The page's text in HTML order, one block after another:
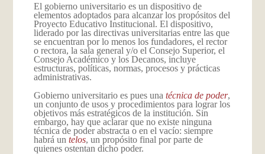
El gobierno universitario es un dispositivo de
elementos adoptados para alcanzar los propósitos del
Proyecto Educativo Institucional. El dispositivo,
liderado por las directivas universitarias entre las que
se encuentran por lo menos los fundadores, el rector
o rectora, la sala general y/o el Consejo Superior, el
Consejo Académico y los Decanos, incluye
estructuras, políticas, normas, procesos y prácticas
administrativas.
Gobierno universitario es pues una técnica de poder,
un conjunto de usos y procedimientos para lograr los
objetivos más estratégicos de la institución. Sin
embargo, hay que aclarar que no existe ninguna
técnica de poder abstracta o en el vacío: siempre
habrá un telos, un propósito final por parte de
quienes ostentan dicho poder.